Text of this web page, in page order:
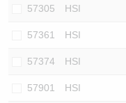
57305 HSI
57361 HSI
57374 HSI
57901 HSI